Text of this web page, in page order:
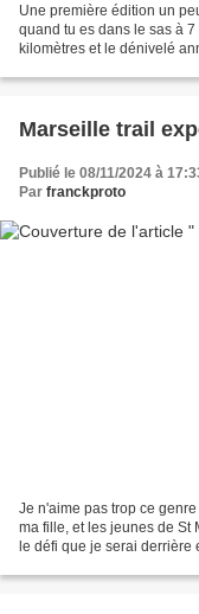
Une première édition un
quand tu es dans le sas à
kilomètres et le dénivelé
Marseille trail
Publié le 08/11/2024 à
Par franckproto
Je n'aime pas trop ce
ma fille, et les jeunes de St
le défi que je serai